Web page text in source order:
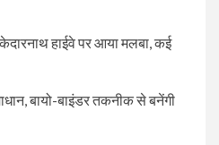
हाईवे पर आया मलबा, कई
बायो-बाइंडर तकनीक से बनेंगी